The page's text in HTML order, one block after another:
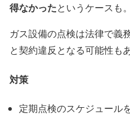
得なかったというケースも。
ガス設備の点検は法律で義
と契約違反となる可能性も
対策
定期点検のスケジュール